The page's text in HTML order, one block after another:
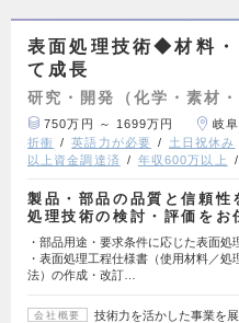
表面処理技術◆材料・
て成長
研究・開発（化学・素材・
750万円 ～ 1699万円 岐
折衝
英語力が必要 土日祝休み
以上資金調達済
年収600万以上
製品・部品の品質と信頼性
処理技術の検討・評価をお
・部品用途・要求条件に応じた表面処
・表面処理工程仕様書（使用材料／処
法）の作成・改訂…
会社概要 技術力を活かした事業を展